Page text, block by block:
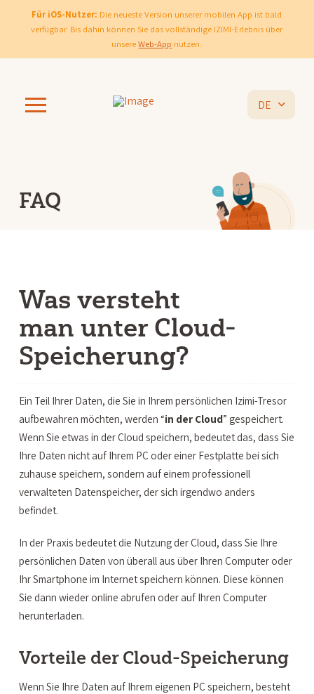
Für iOS-Nutzer: Die neueste Version unserer mobilen App ist bald
verfügbar. Bis dahin können Sie das vollständige IZIMI-Erlebnis über
unsereWeb-App nutzen.
DE
FAQ
Was versteht
man unter Cloud-
Speicherung?
Ein Teil Ihrer Daten, die Sie in Ihrem persönlichen Izimi-Tresor
aufbewahren möchten, werden “in der Cloud” gespeichert.
Wenn Sie etwas in der Cloud speichern, bedeutet das, dass Sie
Ihre Daten nicht auf Ihrem PC oder einer Festplatte bei sich
zuhause speichern, sondern auf einem professionell
verwalteten Datenspeicher, der sich irgendwo anders
befindet.
In der Praxis bedeutet die Nutzung der Cloud, dass Sie Ihre
persönlichen Daten von überall aus über Ihren Computer oder
Ihr Smartphone im Internet speichern können. Diese können
Sie dann wieder online abrufen oder auf Ihren Computer
herunterladen.
Vorteile der Cloud-Speicherung
Wenn Sie Ihre Daten auf Ihrem eigenen PC speichern, besteht